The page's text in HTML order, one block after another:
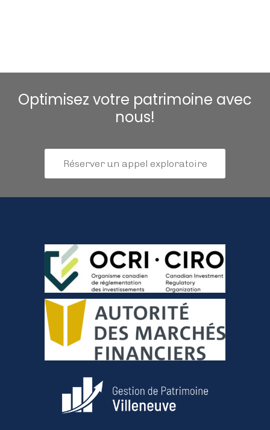
Optimisez votre patrimoine avec
nous!
Réserver un appel exploratoire